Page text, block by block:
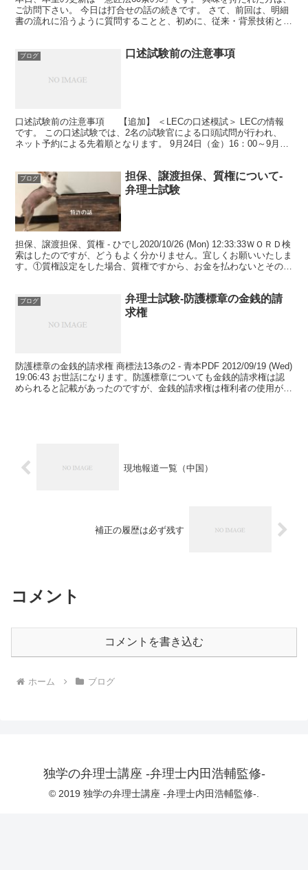
ご訪問下さい。 今日は打合せの話の続きです。 さて、前回は、明細
書の流れに沿うように質問することと、初めに、従来・背景技術と解
ブログ 口述試験前の注意事項
口述試験前の注意事項 【追加】 ＜LECの口述模試＞ LECの情報
です。 この口述試験では、2名の試験官による口頭試問が行われ、
ネット予約による先着順となります。 9月24日（金）16：00～9月28
ブログ
担保、譲渡担保、質権について-
弁理士試験
担保、譲渡担保、質権 - ひでし2020/10/26 (Mon) 12:33:33ＷＯＲＤ検
索はしたのですが、どうもよく分かりません。宜しくお願いいたしま
す。①質権設定をした場合、質権ですから、お金を払わないとそのま
ブログ
弁理士試験-防護標章の金銭的請
求権
防護標章の金銭的請求権 商標法13条の2 - 青本PDF 2012/09/19 (Wed)
19:06:43 お世話になります。防護標章についても金銭的請求権は認
められると記載があったのですが、金銭的請求権は権利者の使用が前
現地報道一覧（中国）
補正の履歴は必ず残す
コメント
コメントを書き込む
ホーム ブログ
独学の弁理士講座 -弁理士内田浩輔監修-
© 2019 独学の弁理士講座 -弁理士内田浩輔監修-.